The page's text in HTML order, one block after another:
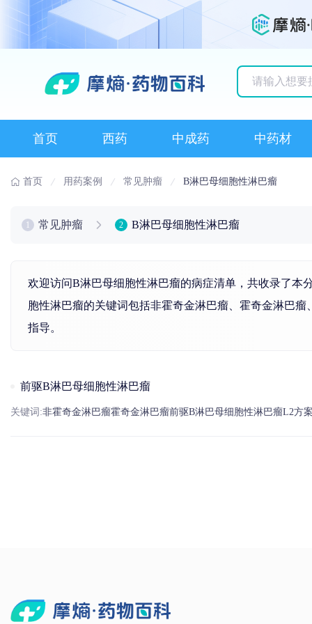
首页 西药 中成药 中药材
首页 用药案例 常见肿瘤 B淋巴母细胞性淋巴瘤
常见肿瘤 2 B淋巴母细胞性淋巴瘤
欢迎访问B淋巴母细胞性淋巴瘤的病症清单，共收录了本
胞性淋巴瘤的关键词包括非霍奇金淋巴瘤 、霍奇金淋巴瘤
指导。
前驱B淋巴母细胞性淋巴瘤
关键词:非霍奇金淋巴瘤霍奇金淋巴瘤前驱B淋巴母细胞性淋巴瘤L2方